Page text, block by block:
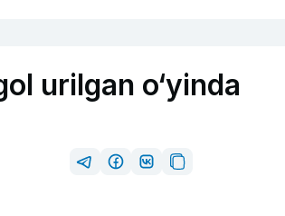
urilgan o‘yinda